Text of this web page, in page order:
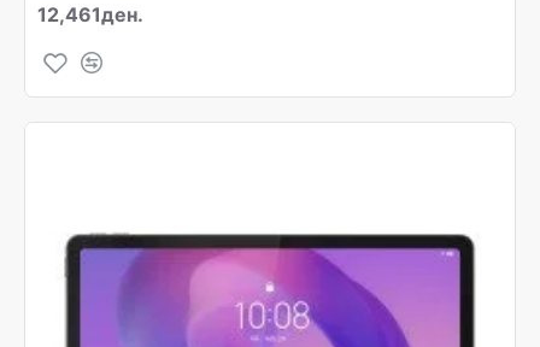
12,461ден.